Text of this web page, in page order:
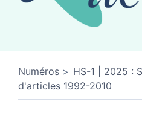
Numéros
HS-1 | 2025 :
d'articles 1992-2010